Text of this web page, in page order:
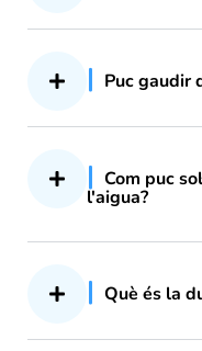
Puc gaudir
Com puc
l'aigua?
Què és la